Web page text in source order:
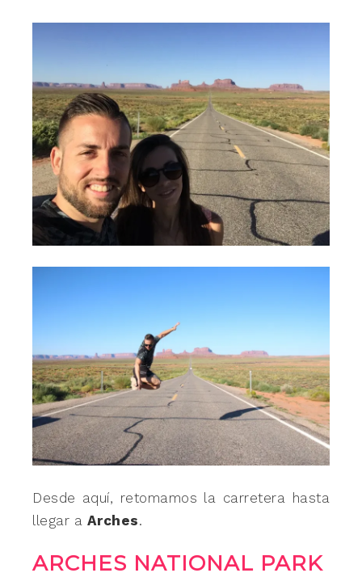
Desde aquí, retomamos la carretera hasta
llegar a Arches.
ARCHES NATIONAL PARK